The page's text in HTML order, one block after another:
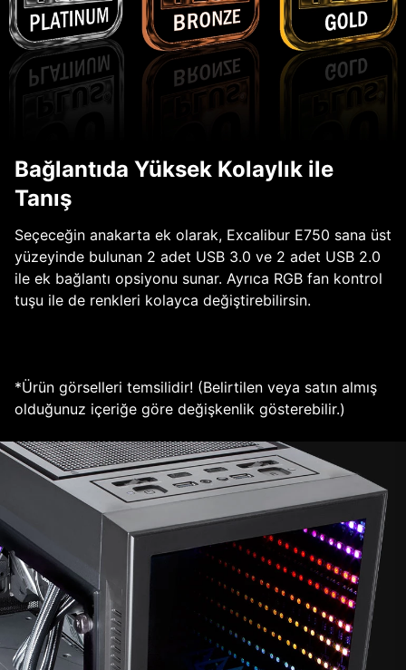
Bağlantıda Yüksek Kolaylık ile
Tanış
Seçeceğin anakarta ek olarak, Excalibur E750 sana üst
yüzeyinde bulunan 2 adet USB 3.0 ve 2 adet USB 2.0
ile ek bağlantı opsiyonu sunar. Ayrıca RGB fan kontrol
tuşu ile de renkleri kolayca değiştirebilirsin.
*Ürün görselleri temsilidir! (Belirtilen veya satın almış
olduğunuz içeriğe göre değişkenlik gösterebilir.)